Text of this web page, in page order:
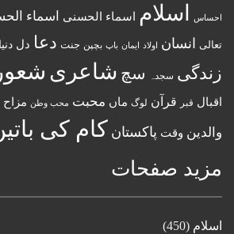
احساس اسلام اسماء الحسنى اسماء
تعالی انسان اولاد ایمان باپ بچپن جنت دعا دل دنیا
زندگی سجدہ سچ شاعری شعور
اقبال قبر قرآن لوگ ماں محبت محب وطن مزاح
والدین وقت پاکستان کام کی
مزید صفحات
اسلام (450)